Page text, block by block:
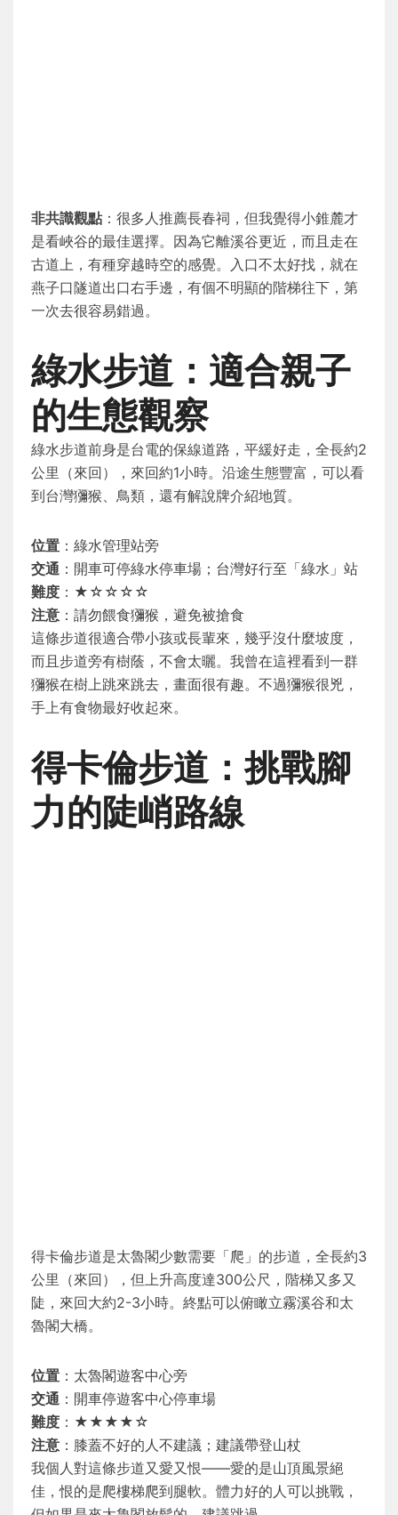
非共識觀點 ：很多人推薦長春祠，但我覺得小錐麓才
是看峽谷的最佳選擇。因為它離溪谷更近，而且走在
古道上，有種穿越時空的感覺。入口不太好找，就在
燕子口隧道出口右手邊，有個不明顯的階梯往下，第
一次去很容易錯過。
綠水步道：適合親子
的生態觀察
綠水步道前身是台電的保線道路，平緩好走，全長約2
公里（來回），來回約1小時。沿途生態豐富，可以看
到台灣獼猴、鳥類，還有解說牌介紹地質。
位置 ：綠水管理站旁
交通 ：開車可停綠水停車場；台灣好行至「綠水」站
難度 ：★☆☆☆☆
注意 ：請勿餵食獼猴，避免被搶食
這條步道很適合帶小孩或長輩來，幾乎沒什麼坡度，
而且步道旁有樹蔭，不會太曬。我曾在這裡看到一群
獼猴在樹上跳來跳去，畫面很有趣。不過獼猴很兇，
手上有食物最好收起來。
得卡倫步道：挑戰腳
力的陡峭路線
得卡倫步道是太魯閣少數需要「爬」的步道，全長約3
公里（來回），但上升高度達300公尺，階梯又多又
陡，來回大約2-3小時。終點可以俯瞰立霧溪谷和太
魯閣大橋。
位置 ：太魯閣遊客中心旁
交通 ：開車停遊客中心停車場
難度 ：★★★★☆
注意 ：膝蓋不好的人不建議；建議帶登山杖
我個人對這條步道又愛又恨——愛的是山頂風景絕
佳，恨的是爬樓梯爬到腿軟。體力好的人可以挑戰，